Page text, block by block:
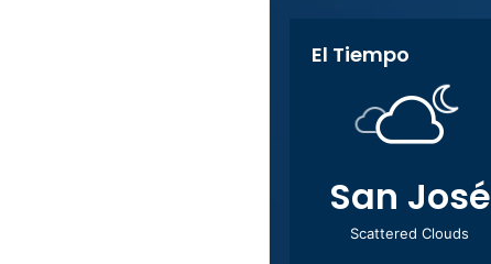
El Tiempo
San José
Scattered Clouds